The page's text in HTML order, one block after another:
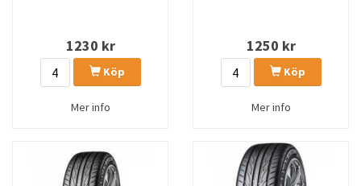
1230 kr
Köp
Mer info
1250 kr
Köp
Mer info